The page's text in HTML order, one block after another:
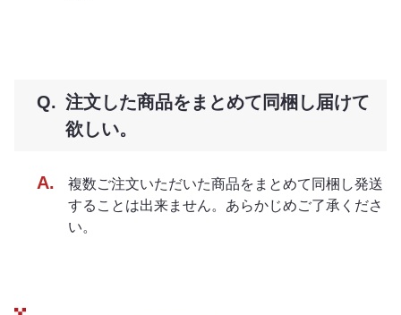
注文した商品をまとめて同梱し届けて
欲しい。
複数ご注文いただいた商品をまとめて同梱し発送
することは出来ません。あらかじめご了承くださ
い。